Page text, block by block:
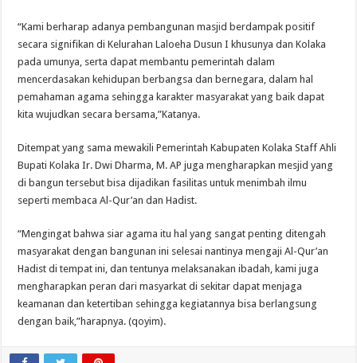
“Kami berharap adanya pembangunan masjid berdampak positif
secara signifikan di Kelurahan Laloeha Dusun I khusunya dan Kolaka
pada umunya, serta dapat membantu pemerintah dalam
mencerdasakan kehidupan berbangsa dan bernegara, dalam hal
pemahaman agama sehingga karakter masyarakat yang baik dapat
kita wujudkan secara bersama,”Katanya.
Ditempat yang sama mewakili Pemerintah Kabupaten Kolaka Staff Ahli
Bupati Kolaka Ir. Dwi Dharma, M. AP juga mengharapkan mesjid yang
di bangun tersebut bisa dijadikan fasilitas untuk menimbah ilmu
seperti membaca Al-Qur’an dan Hadist.
“Mengingat bahwa siar agama itu hal yang sangat penting ditengah
masyarakat dengan bangunan ini selesai nantinya mengaji Al-Qur’an
Hadist di tempat ini, dan tentunya melaksanakan ibadah, kami juga
mengharapkan peran dari masyarkat di sekitar dapat menjaga
keamanan dan ketertiban sehingga kegiatannya bisa berlangsung
dengan baik,”harapnya. (qoyim).